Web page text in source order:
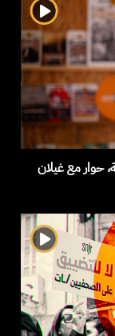
حوار مع غيلان